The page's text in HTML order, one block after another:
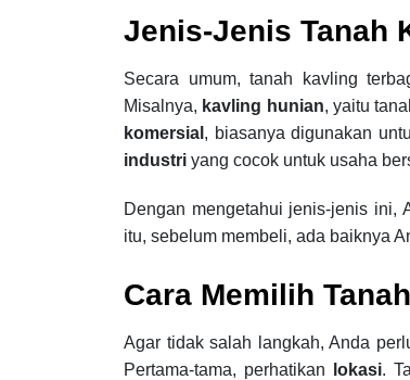
Jenis-Jenis Tanah
Secara umum, tanah kavling
Misalnya, kavling hunian, yaitu
komersial , biasanya digunakan
industri yang cocok untuk usaha
Dengan mengetahui jenis-jenis ini,
itu, sebelum membeli, ada baiknya
Cara Memilih
Agar tidak salah langkah, Anda
Pertama-tama, perhatikan
lokasi.